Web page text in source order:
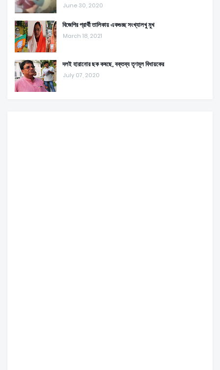
June 30, 2020
বিজেপির প্রার্থী তালিকায় একগুচ্ছ সংখ্যালখু মুখ
March 18, 2021
দলই হারানোর ছক কষছে, বক্তব্য তৃণমূল বিধায়কের
July 07, 2020